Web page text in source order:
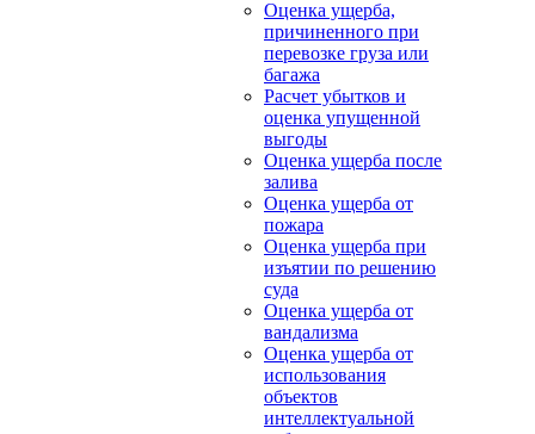
Оценка ущерба,
причиненного при
перевозке груза или
багажа
Расчет убытков и
оценка упущенной
выгоды
Оценка ущерба после
залива
Оценка ущерба от
пожара
Оценка ущерба при
изъятии по решению
суда
Оценка ущерба от
вандализма
Оценка ущерба от
использования
объектов
интеллектуальной